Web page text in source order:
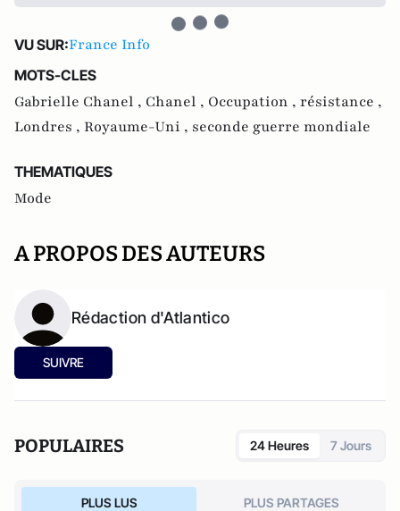
VU SUR:France Info
MOTS-CLES
Gabrielle Chanel , Chanel , Occupation , résistance ,
Londres , Royaume-Uni , seconde guerre mondiale
THEMATIQUES
Mode
A PROPOS DES AUTEURS
Rédaction d'Atlantico
SUIVRE
POPULAIRES 24 Heures 7 Jours
PLUS LUS PLUS PARTAGES